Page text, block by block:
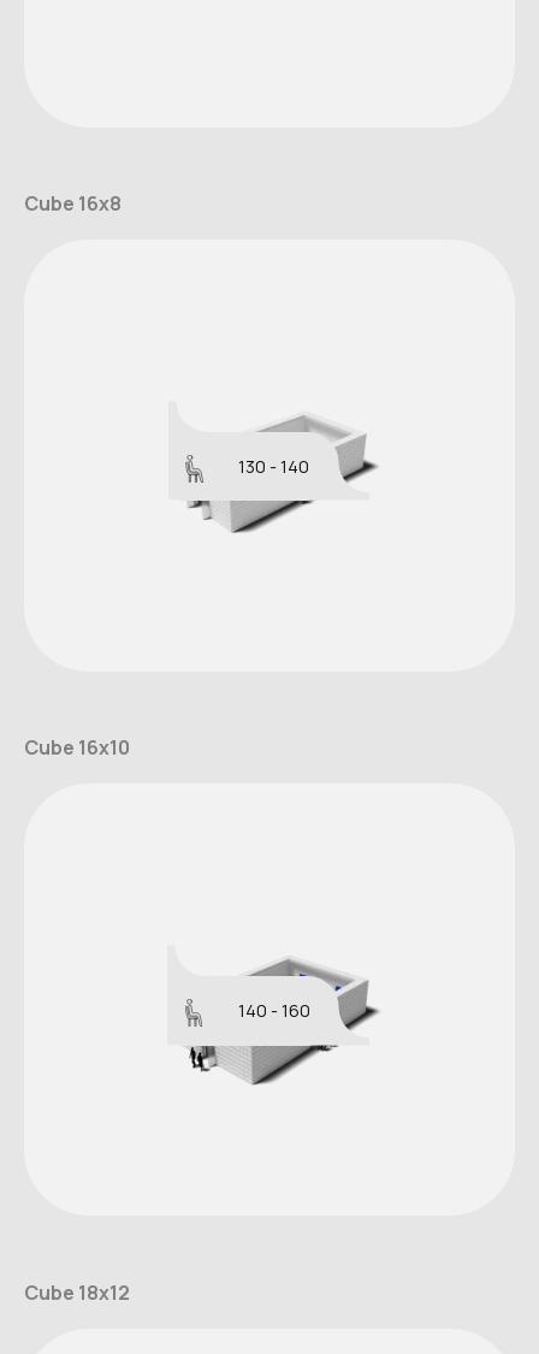
Cube 16x8
130 - 140
Cube 16x10
140 - 160
Cube 18x12